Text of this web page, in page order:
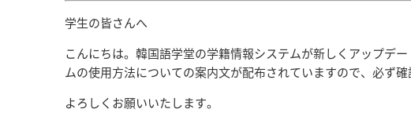
学生の皆さんへ
こんにちは。韓国語学堂の学籍情報システムが新しくアップデ
ムの使用方法についての案内文が配布されていますので、必ず
よろしくお願いいたします。